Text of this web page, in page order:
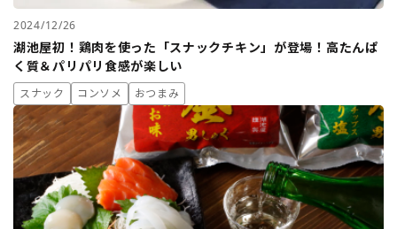
2024/12/26
湖池屋初！鶏肉を使った「スナックチキン」が登場！高たんぱ
く質＆パリパリ食感が楽しい
スナック コンソメ おつまみ